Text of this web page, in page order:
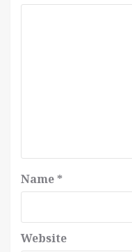
Name *
Website